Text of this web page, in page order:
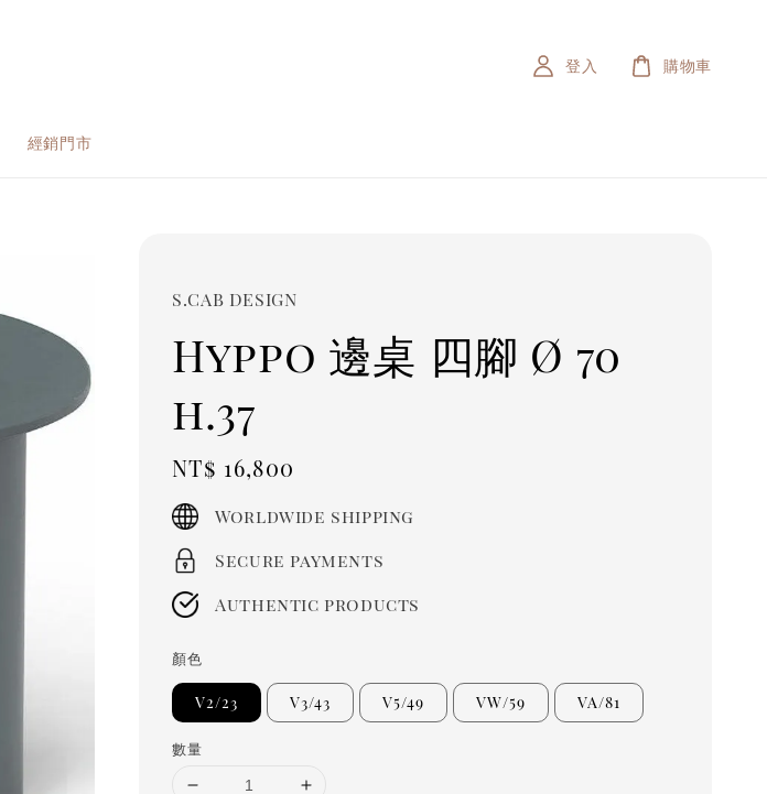
經銷門市
登入 購物車
S.CAB DESIGN
Hyppo 邊桌 四腳 Ø 70
h.37
Regular
price
NT$ 16,800
Worldwide shipping
Secure payments
Authentic products
顏色
V2/23 V3/43 V5/49 VW/59 VA/81
數量